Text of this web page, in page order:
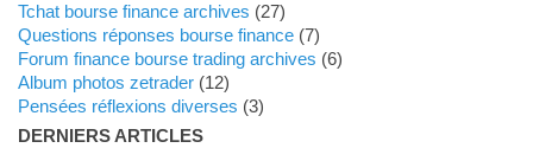
Tchat bourse finance archives (27)
Questions réponses bourse finance(7)
Forum finance bourse trading archives (6)
Album photos zetrader(12)
Pensées réflexions diverses (3)
DERNIERS ARTICLES